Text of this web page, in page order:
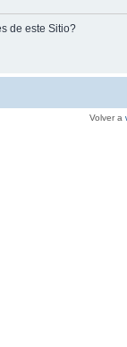
de este Sitio?
Volver a